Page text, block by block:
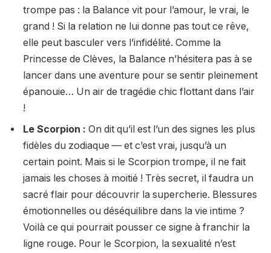
trompe pas : la Balance vit pour l’amour, le vrai, le
grand ! Si la relation ne lui donne pas tout ce rêve,
elle peut basculer vers l’infidélité. Comme la
Princesse de Clèves, la Balance n’hésitera pas à se
lancer dans une aventure pour se sentir pleinement
épanouie… Un air de tragédie chic flottant dans l’air
!
Le Scorpion : On dit qu’il est l’un des signes les plus
fidèles du zodiaque — et c’est vrai, jusqu’à un
certain point. Mais si le Scorpion trompe, il ne fait
jamais les choses à moitié ! Très secret, il faudra un
sacré flair pour découvrir la supercherie. Blessures
émotionnelles ou déséquilibre dans la vie intime ?
Voilà ce qui pourrait pousser ce signe à franchir la
ligne rouge. Pour le Scorpion, la sexualité n’est